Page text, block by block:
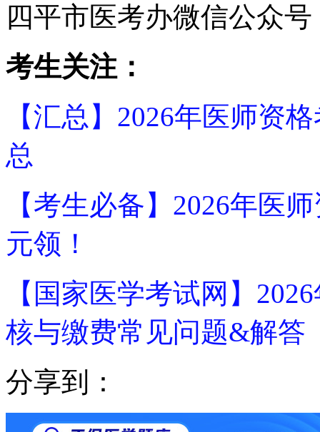
四平市医考办微信公众
考生关注：
【汇总】2026年医师资
总
【考生必备】2026年医
元领！
【国家医学考试网】
核与缴费常见问题&解答
分享到：